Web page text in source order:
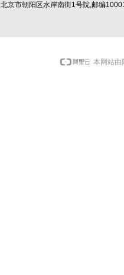
北京市朝阳区水岸南街1号院,邮编
本网站由